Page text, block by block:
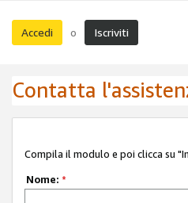
Accedi o Iscriviti
Contatta
Compila il modulo e poi clicca su
Nome: *